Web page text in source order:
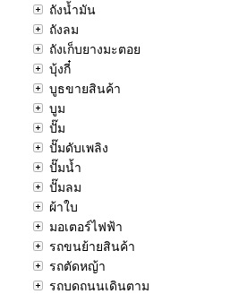
ถังน้ำมัน
ถังลม
ถังเก็บยางมะตอย
บุ้งกี๋
บูธขายสินค้า
บูม
ปั๊ม
ปั๊มดับเพลิง
ปั๊มน้ำ
ปั๊มลม
ผ้าใบ
มอเตอร์ไฟฟ้า
รถขนย้ายสินค้า
รถตัดหญ้า
รถบดถนนเดินตาม